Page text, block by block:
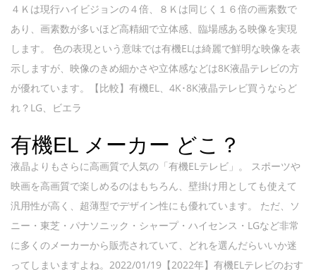
４Ｋは現行ハイビジョンの４倍、８Ｋは同じく１６倍の画素数で
あり、画素数が多いほど高精細で立体感、臨場感ある映像を実現
します。 色の表現という意味では有機ELは綺麗で鮮明な映像を表
示しますが、映像のきめ細かさや立体感などは8K液晶テレビの方
が優れています。【比較】有機EL、4K･8K液晶テレビ買うならど
れ？LG、ビエラ
有機EL メーカー どこ？
液晶よりもさらに高画質で人気の「有機ELテレビ」。 スポーツや
映画を高画質で楽しめるのはもちろん、壁掛け用としても使えて
汎用性が高く、超薄型でデザイン性にも優れています。 ただ、ソ
ニー・東芝・パナソニック・シャープ・ハイセンス・LGなど非常
に多くのメーカーから販売されていて、どれを選んだらいいか迷
ってしまいますよね。2022/01/19【2022年】有機ELテレビのおす